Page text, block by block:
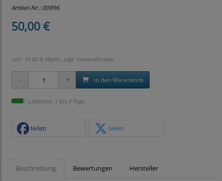
Artikel-Nr.:00996
50,00 €
inkl. 19,00 % MwSt., zzgl. Versandkosten
in den Warenkorb
Lieferzeit: 1 bis 3 Tage
teilen tweet
Beschreibung Bewertungen Hersteller